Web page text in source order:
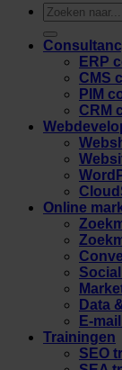
Zoeken
naar:
ERP
CMS
PIM
CRM
Online
Data
E-
Trainingen
SEO